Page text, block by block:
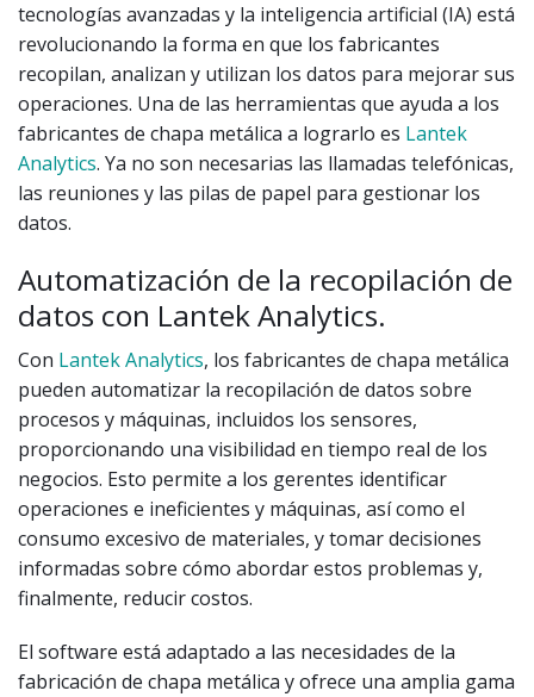
tecnologías avanzadas y la inteligencia artificial (IA) está
revolucionando la forma en que los fabricantes
recopilan, analizan y utilizan los datos para mejorar sus
operaciones. Una de las herramientas que ayuda a los
fabricantes de chapa metálica a lograrlo es Lantek
Analytics. Ya no son necesarias las llamadas telefónicas,
las reuniones y las pilas de papel para gestionar los
datos.
Automatización de la recopilación de
datos con Lantek Analytics.
Con Lantek Analytics, los fabricantes de chapa metálica
pueden automatizar la recopilación de datos sobre
procesos y máquinas, incluidos los sensores,
proporcionando una visibilidad en tiempo real de los
negocios. Esto permite a los gerentes identificar
operaciones e ineficientes y máquinas, así como el
consumo excesivo de materiales, y tomar decisiones
informadas sobre cómo abordar estos problemas y,
finalmente, reducir costos.
El software está adaptado a las necesidades de la
fabricación de chapa metálica y ofrece una amplia gama